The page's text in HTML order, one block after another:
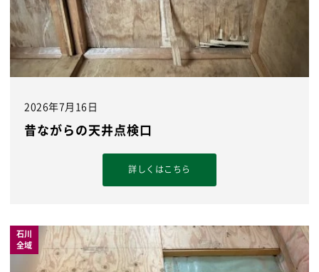
2026年7月16日
昔ながらの天井点検口
詳しくはこちら
石川
全域